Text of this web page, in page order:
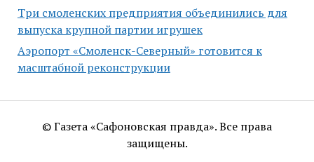
Три смоленских предприятия объединились для
выпуска крупной партии игрушек
Аэропорт «Смоленск-Северный» готовится к
масштабной реконструкции
© Газета «Сафоновская правда». Все права
защищены.